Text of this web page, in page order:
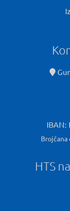
IBAN:
Brojčana
HTS